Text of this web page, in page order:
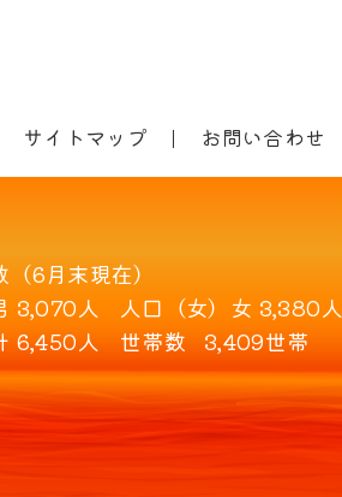
サイトマップ お問い合わせ
6月末現在）
3,070人 人口（女） 女 3,380人
6,450人 世帯数 3,409世帯